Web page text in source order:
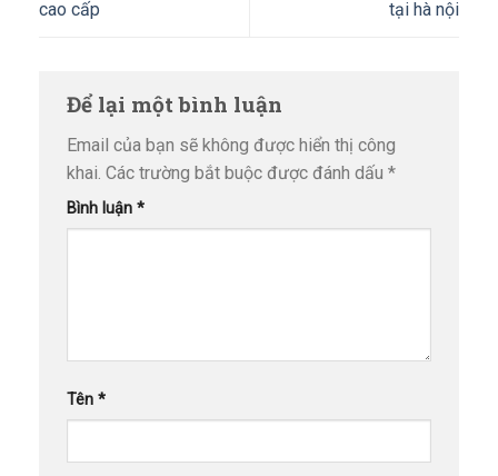
cao cấp
tại hà nội
Để lại một bình luận
Email của bạn sẽ không được hiển thị công
khai. Các trường bắt buộc được đánh dấu *
Bình luận *
Tên *